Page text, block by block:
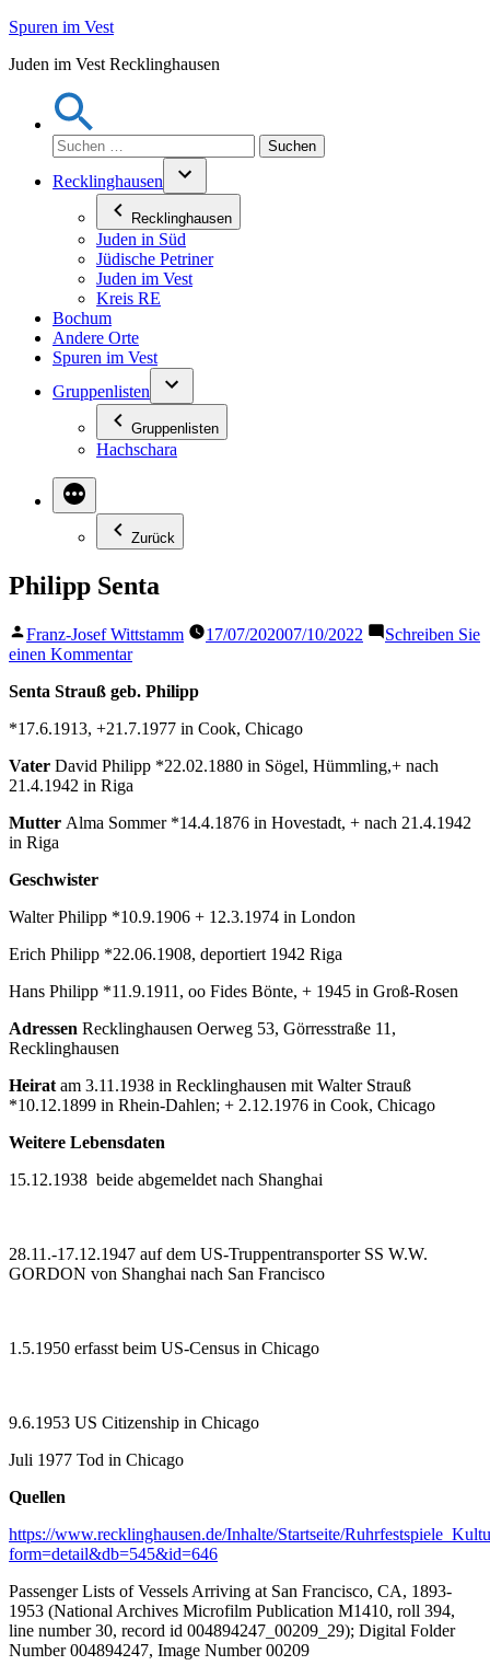
Zum
springen
Spuren im Vest
Juden im Vest Recklinghausen
Suchen
nach:
Recklinghausen
Recklinghausen
Juden in Süd
Jüdische Petriner
Juden im Vest
Kreis RE
Bochum
Andere Orte
Spuren im Vest
Gruppenlisten
Gruppenlisten
Hachschara
Zurück
Philipp Senta
Veröffentlicht
von
Franz-Josef Wittstamm 17/07/202007/10/2022
Schreiben Sie
einen Kommentarzu
Senta
Senta Strauß geb. Philipp
*17.6.1913, +21.7.1977 in Cook, Chicago
Vater David Philipp *22.02.1880 in Sögel, Hümmling,+ nach
21.4.1942 in Riga
Mutter Alma Sommer *14.4.1876 in Hovestadt, + nach 21.4.1942
in Riga
Geschwister
Walter Philipp *10.9.1906 + 12.3.1974 in London
Erich Philipp *22.06.1908, deportiert 1942 Riga
Hans Philipp *11.9.1911, oo Fides Bönte, + 1945 in Groß-Rosen
Adressen Recklinghausen Oerweg 53, Görresstraße 11,
Recklinghausen
Heirat am 3.11.1938 in Recklinghausen mit Walter Strauß
*10.12.1899 in Rhein-Dahlen; + 2.12.1976 in Cook, Chicago
Weitere Lebensdaten
15.12.1938 beide abgemeldet nach Shanghai
28.11.-17.12.1947 auf dem US-Truppentransporter SS W.W.
GORDON von Shanghai nach San Francisco
1.5.1950 erfasst beim US-Census in Chicago
9.6.1953 US Citizenship in Chicago
Juli 1977 Tod in Chicago
Quellen
https://www.recklinghausen.de/Inhalte/Startseite/
form=detail&db=545&id=646
Passenger Lists of Vessels Arriving at San Francisco, CA, 1893-
1953 (National Archives Microfilm Publication M1410, roll 394,
line number 30, record id 004894247_00209_29); Digital Folder
Number 004894247, Image Number 00209